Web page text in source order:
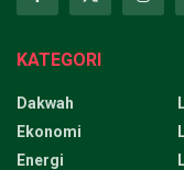
KATEGORI
Dakwah
Ekonomi
Energi